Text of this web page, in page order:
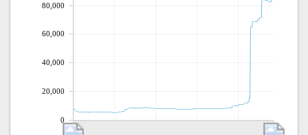
0
20,000
40,000
60,000
80,000